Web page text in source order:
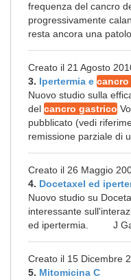
frequenza del cancro
progressivamente
resta ancora una
Creato il 21 Agosto
3. Ipertermia e
Nuovo studio sulla
del cancro gastrico
pubblicato (vedi
remissione parziale di
Creato il 26 Maggio
4. Docetaxel ed
Nuovo studio su
interessante
ed ipertermia. J
Creato il 15 Dicembre
5. Mitomicina C